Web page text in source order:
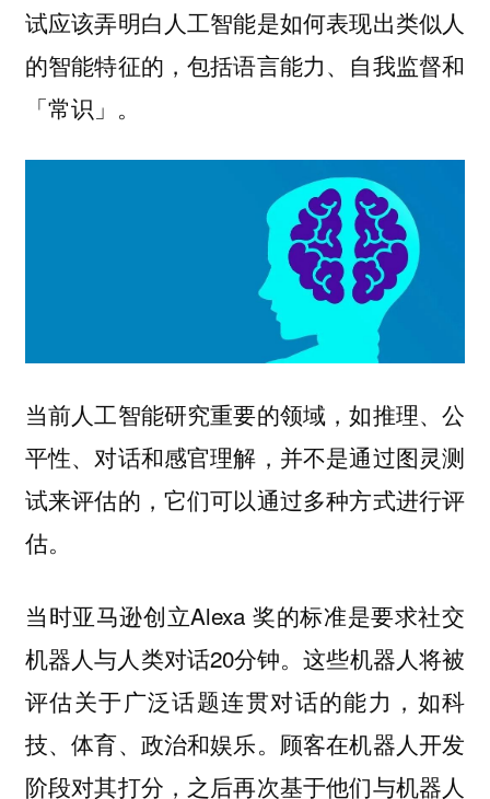
试应该弄明白人工智能是如何表现出类似人
的智能特征的，包括语言能力、自我监督和
「常识」。
当前人工智能研究重要的领域，如推理、公
平性、对话和感官理解，并不是通过图灵测
试来评估的，它们可以通过多种方式进行评
估。
当时亚马逊创立Alexa 奖的标准是要求社交
机器人与人类对话20分钟。这些机器人将被
评估关于广泛话题连贯对话的能力，如科
技、体育、政治和娱乐。顾客在机器人开发
阶段对其打分，之后再次基于他们与机器人